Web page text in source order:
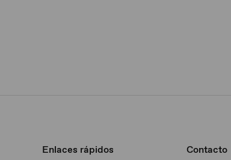
Enlaces rápidos Contacto